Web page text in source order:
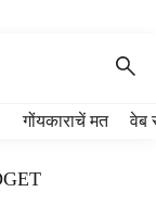
गोंयकाराचें मत वेब